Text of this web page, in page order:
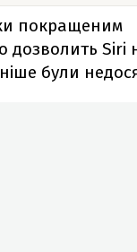
покращеним
Siri
були